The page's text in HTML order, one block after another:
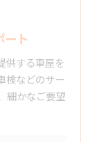
ート
供する車屋を
検などのサー
細かなご要望